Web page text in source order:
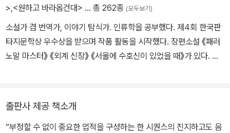
펠 오브 어스>, 그리고 2014년 토론토 영화제에서 상영된 <루나>
>,<원하고 바라옵건대> … 총 262종 (모두보기)
소설가 겸 번역가, 이야기 탐식가. 인류학을 공부했다. 제4회 한국판
타지문학상 우수상을 받으며 작품 활동을 시작했다. 장편소설 《패러
노말 마스터》 《외계 신장》 《서울에 수호신이 있었을 때》가 있다. 닐
출판사 제공 책소개
“부정할 수 없이 중요한 업적을 구성하는 한 시퀀스의 진지하고도 음